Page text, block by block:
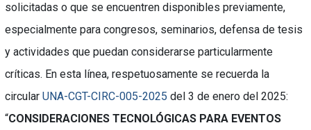
solicitadas o que se encuentren disponibles previamente,
especialmente para congresos, seminarios, defensa de tesis
y actividades que puedan considerarse particularmente
críticas. En esta línea, respetuosamente se recuerda la
circular UNA-CGT-CIRC-005-2025 del 3 de enero del 2025:
“CONSIDERACIONES TECNOLÓGICAS PARA EVENTOS